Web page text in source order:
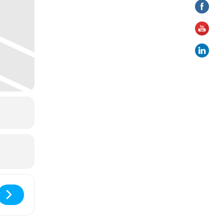
: LA SCIENCE DE LA MÉDITATION []